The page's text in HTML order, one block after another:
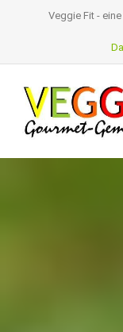
Veggie Fit -